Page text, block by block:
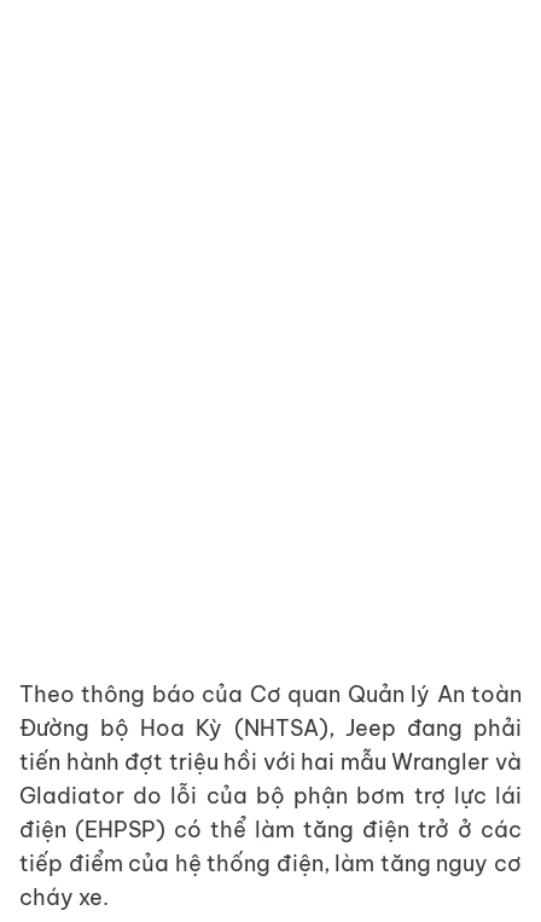
Theo thông báo của Cơ quan Quản lý An toàn
Đường bộ Hoa Kỳ (NHTSA), Jeep đang phải
tiến hành đợt triệu hồi với hai mẫu Wrangler và
Gladiator do lỗi của bộ phận bơm trợ lực lái
điện (EHPSP) có thể làm tăng điện trở ở các
tiếp điểm của hệ thống điện, làm tăng nguy cơ
cháy xe.